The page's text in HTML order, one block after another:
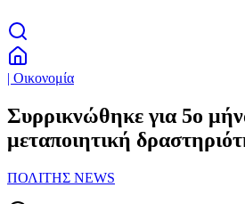
| Οικονομία
Συρρικνώθηκε για 5ο
μεταποιητική
ΠΟΛΙΤΗΣ NEWS